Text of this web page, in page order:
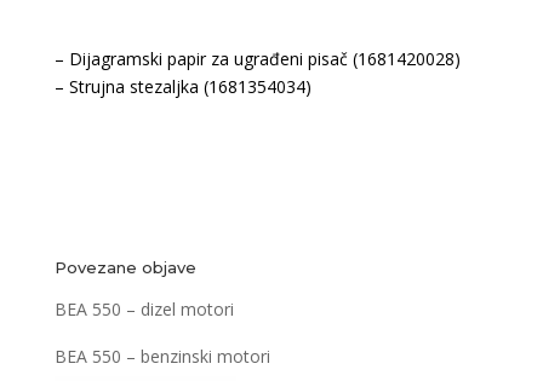
– Dijagramski papir za ugrađeni pisač (1681420028)
– Strujna stezaljka (1681354034)
Povezane objave
BEA 550 – dizel motori
BEA 550 – benzinski motori